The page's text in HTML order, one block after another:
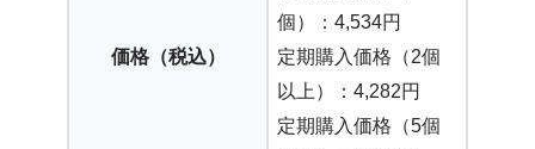
価格（税込）
個）：4,534円
定期購入価格（2個
以上）：4,282円
定期購入価格（5個